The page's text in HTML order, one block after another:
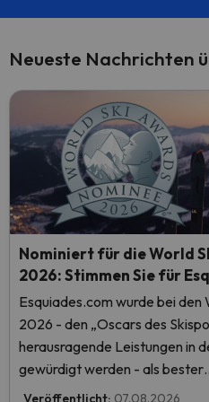
Neueste Nachrichten
Nominiert für die World
2026: Stimmen Sie für
Esquiades.com wurde bei den
2026 - den „Oscars des
herausragende Leistungen in
gewürdigt werden - als bester
Skiurlaubveranstalter der Welt
Veröffentlicht: 07.08.2026